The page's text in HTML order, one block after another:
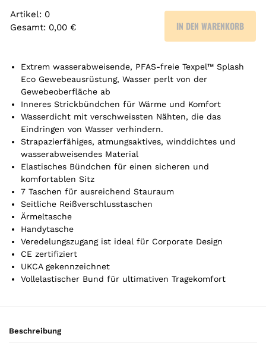
Artikel: 0
Gesamt: 0,00 €
r
k
e
.
o
i
0
IN DEN WARENKORB
Extrem wasserabweisende, PFAS-freie Texpel™ Splash
Eco Gewebeausrüstung, Wasser perlt von der
Gewebeoberfläche ab
Inneres Strickbündchen für Wärme und Komfort
Wasserdicht mit verschweissten Nähten, die das
Eindringen von Wasser verhindern.
Strapazierfähiges, atmungsaktives, winddichtes und
wasserabweisendes Material
Elastisches Bündchen für einen sicheren und
komfortablen Sitz
7 Taschen für ausreichend Stauraum
Seitliche Reißverschlusstaschen
Ärmeltasche
Handytasche
Veredelungszugang ist ideal für Corporate Design
CE zertifiziert
UKCA gekennzeichnet
Vollelastischer Bund für ultimativen Tragekomfort
Beschreibung